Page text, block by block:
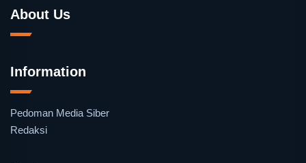
About Us
Information
Pedoman Media Siber
Redaksi